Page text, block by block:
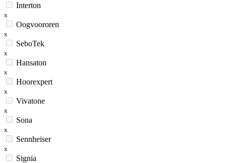
Interton
x
Oogvoororen
x
SeboTek
x
Hansaton
x
Hoorexpert
x
Vivatone
x
Sona
x
Sennheiser
x
Signia